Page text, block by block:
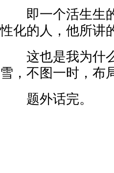
即一个活生生的
性化的人，他所讲
这也是我为什么
雪，不图一时，布
题外话完。